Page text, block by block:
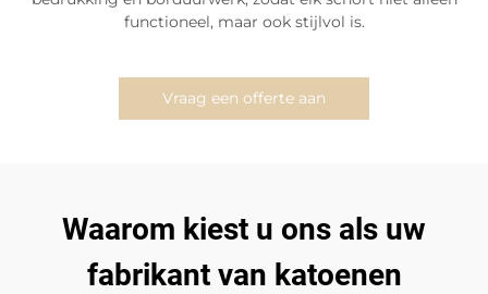
functioneel, maar ook stijlvol is.
Vraag een offerte aan
Waarom kiest u ons als uw
fabrikant van katoenen